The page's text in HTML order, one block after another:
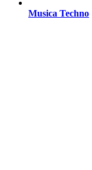
Musica Techno